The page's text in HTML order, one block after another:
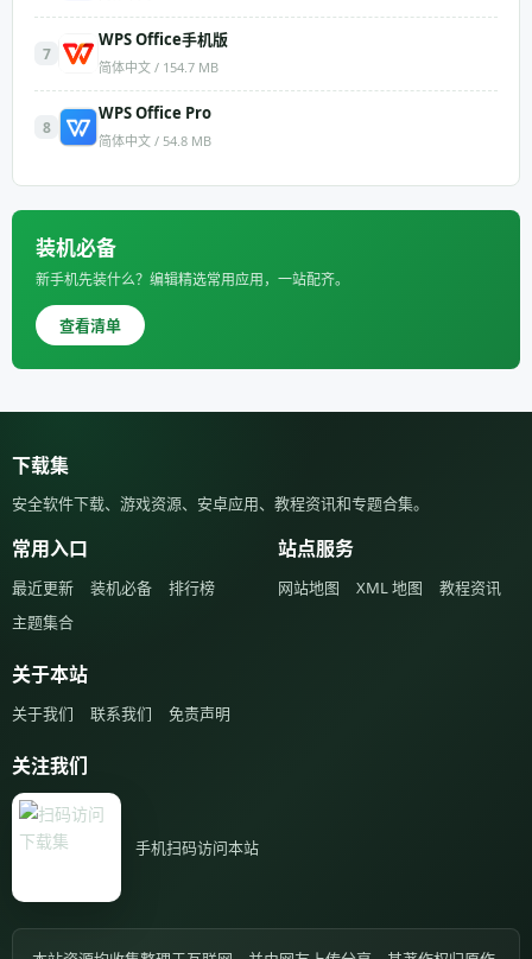
7
WPS Office手机版
简体中文 / 154.7 MB
8
WPS Office Pro
简体中文 / 54.8 MB
装机必备
新手机先装什么？编辑精选常用应用，一站配齐。
查看清单
下载集
安全软件下载、游戏资源、安卓应用、教程资讯和专题合集。
常用入口
最近更新 装机必备
排行榜
主题集合
站点服务
网站地图 XML 地图 教程资讯
关于本站
关于我们 联系我们 免责声明
关注我们
手机扫码访问本站